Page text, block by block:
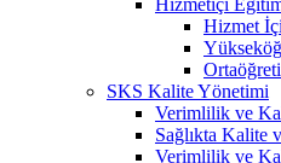
Hizmet
SKS Kalite Yönetimi
Verimlilik ve
Sağlıkta Kalite
Verimlilik ve